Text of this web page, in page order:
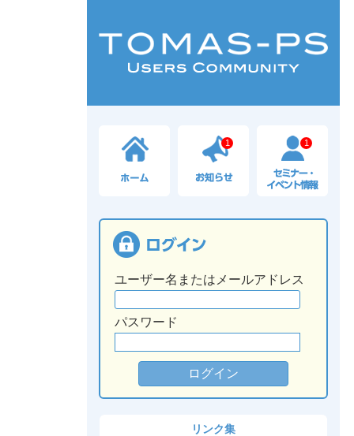
1 1
ユーザー名またはメールアドレス
パスワード
リンク集